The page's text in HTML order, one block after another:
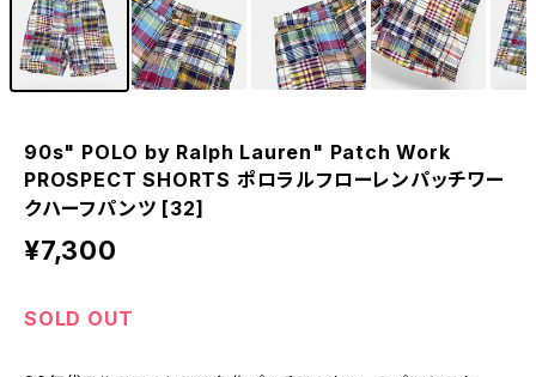
90s" POLO by Ralph Lauren" Patch Work
PROSPECT SHORTS ポロラルフローレンパッチワー
クハーフパンツ [32]
¥7,300
SOLD OUT